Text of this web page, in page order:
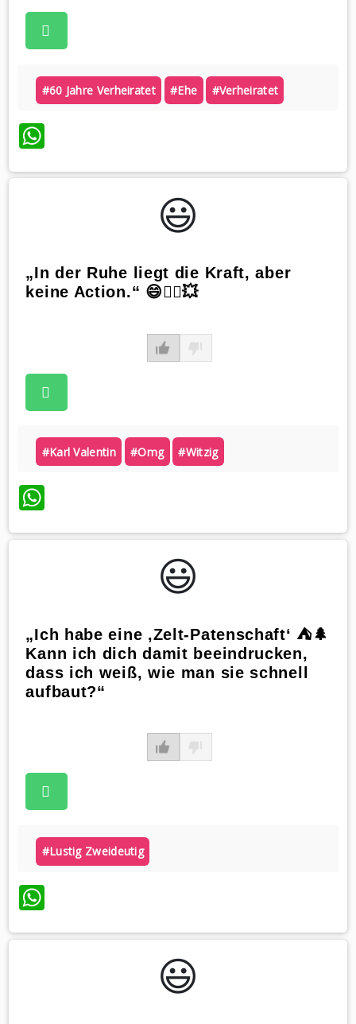
#60 Jahre Verheiratet #ehe #verheiratet
WhatsApp
😃️
„In der Ruhe liegt die Kraft, aber
keine Action.“ 😄🧘‍♀️💥
#karl Valentin #omg #witzig
WhatsApp
😃️
„Ich habe eine ‚Zelt-Patenschaft‘ ⛺🌲
Kann ich dich damit beeindrucken,
dass ich weiß, wie man sie schnell
aufbaut?“
#lustig Zweideutig
WhatsApp
😃️